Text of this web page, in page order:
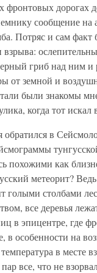
фронтовых дорогах
сообщение на
Потряс и сам
взрыва:
гриб над ним и
от земной и
были знакомы
когда тот
обратился в
похожими как
метеорит?
голыми столбами
все деревья
в эпицентре, где
в особенности на
в месте
все, что не